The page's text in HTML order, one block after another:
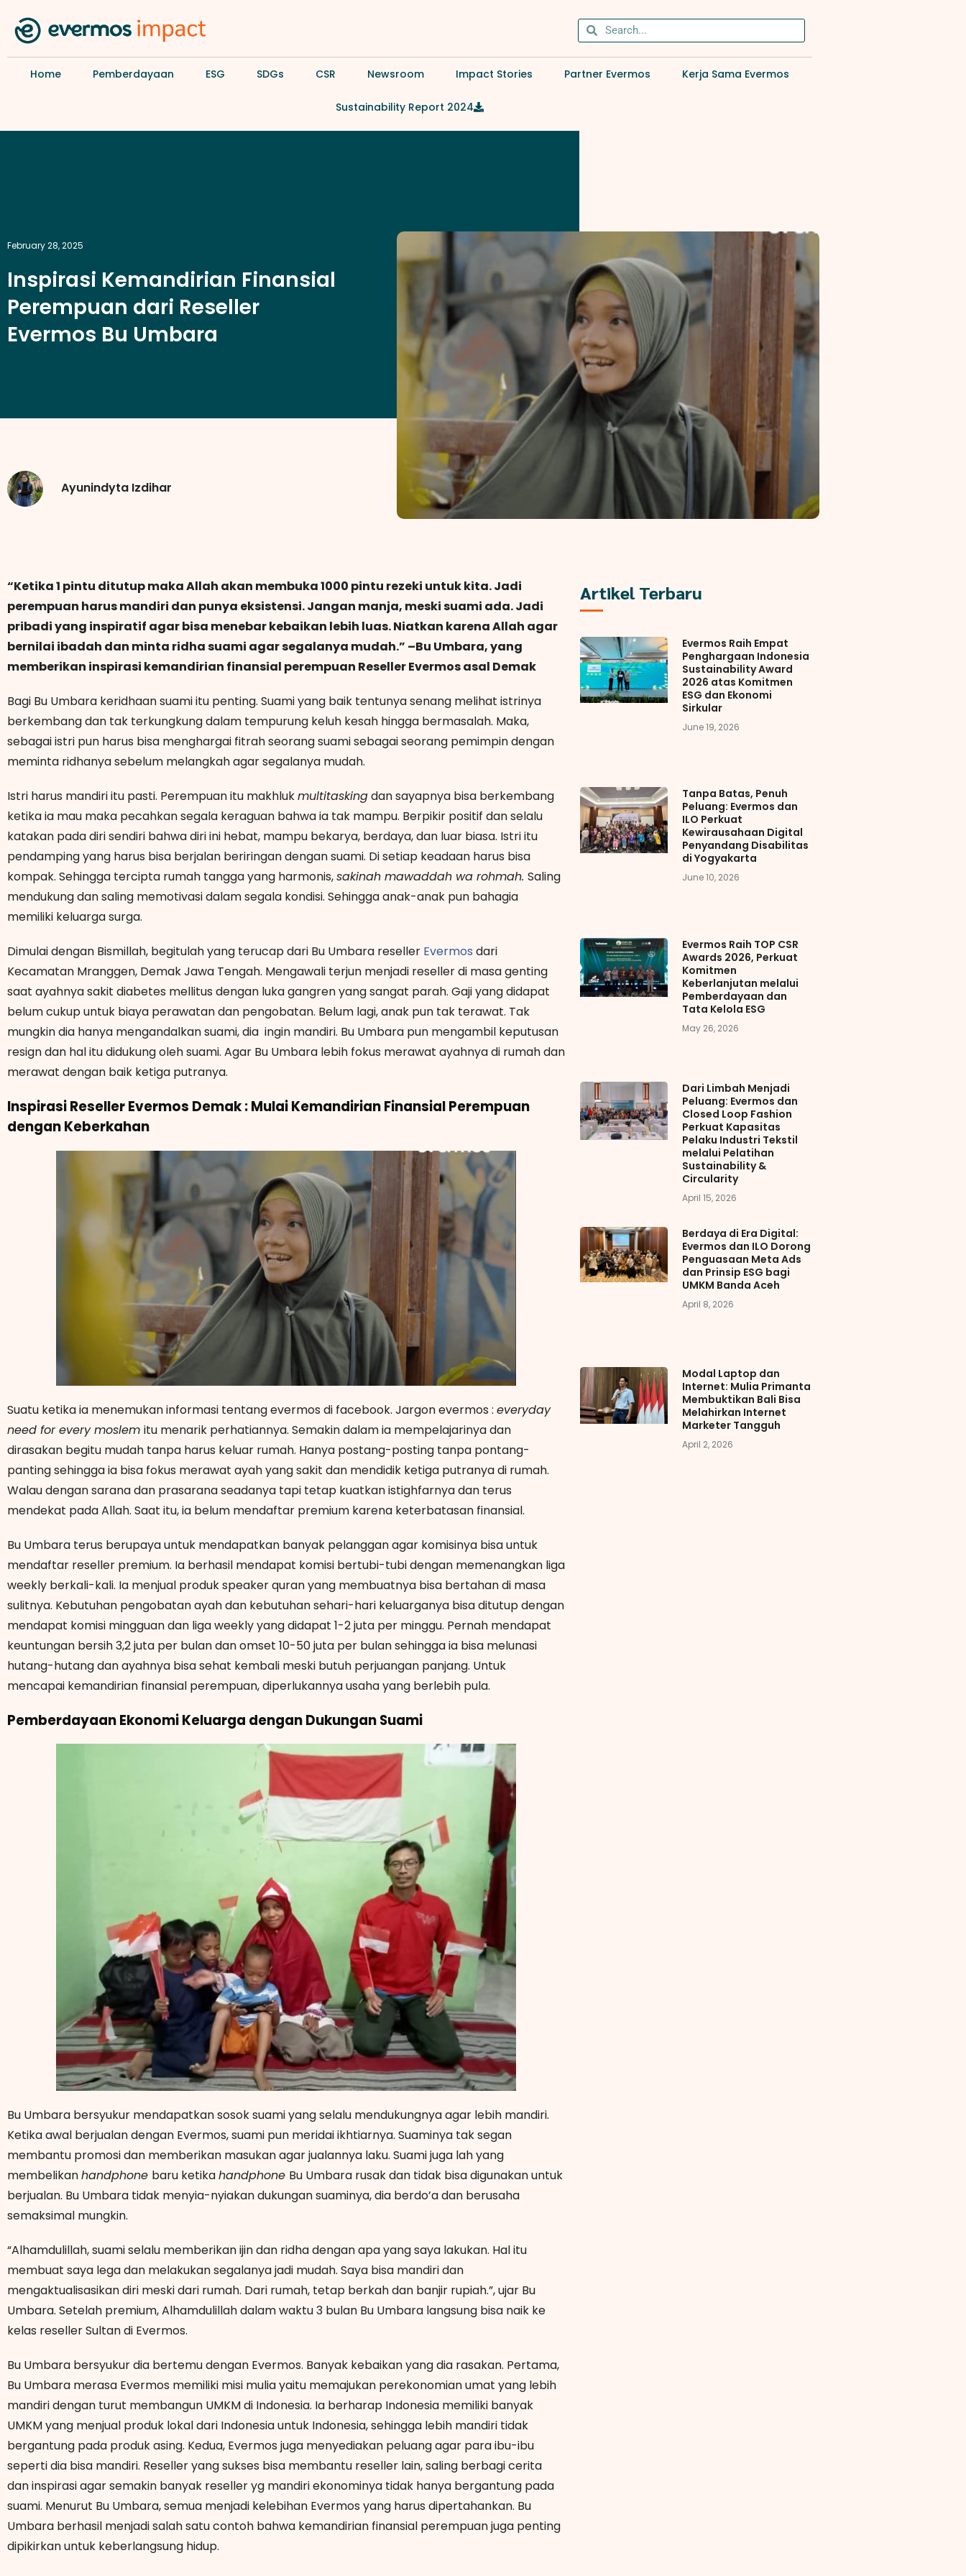
Home Pemberdayaan ESG SDGs CSR Newsroom Impact Stories Partner Evermos Kerja Sama Evermos
Sustainability Report 2024
February 28, 2025
Inspirasi Kemandirian Finansial
Perempuan dari Reseller
Evermos Bu Umbara
Ayunindyta Izdihar
“Ketika 1 pintu ditutup maka Allah akan membuka 1000 pintu rezeki untuk kita. Jadi
perempuan harus mandiri dan punya eksistensi. Jangan manja, meski suami ada. Jadi
pribadi yang inspiratif agar bisa menebar kebaikan lebih luas. Niatkan karena Allah agar
bernilai ibadah dan minta ridha suami agar segalanya mudah.” –Bu Umbara, yang
memberikan inspirasi kemandirian finansial perempuan Reseller Evermos asal Demak
Bagi Bu Umbara keridhaan suami itu penting. Suami yang baik tentunya senang melihat istrinya
berkembang dan tak terkungkung dalam tempurung keluh kesah hingga bermasalah. Maka,
sebagai istri pun harus bisa menghargai fitrah seorang suami sebagai seorang pemimpin dengan
meminta ridhanya sebelum melangkah agar segalanya mudah.
Istri harus mandiri itu pasti. Perempuan itu makhlukmultitaskingdan sayapnya bisa berkembang
ketika ia mau maka pecahkan segala keraguan bahwa ia tak mampu. Berpikir positif dan selalu
katakan pada diri sendiri bahwa diri ini hebat, mampu bekarya, berdaya, dan luar biasa. Istri itu
pendamping yang harus bisa berjalan beriringan dengan suami. Di setiap keadaan harus bisa
kompak. Sehingga tercipta rumah tangga yang harmonis,sakinah mawaddah wa rohmah. Saling
mendukung dan saling memotivasi dalam segala kondisi. Sehingga anak-anak pun bahagia
memiliki keluarga surga.
Dimulai dengan Bismillah, begitulah yang terucap dari Bu Umbara reseller Evermos dari
Kecamatan Mranggen, Demak Jawa Tengah. Mengawali terjun menjadi reseller di masa genting
saat ayahnya sakit diabetes mellitus dengan luka gangren yang sangat parah. Gaji yang didapat
belum cukup untuk biaya perawatan dan pengobatan. Belum lagi, anak pun tak terawat. Tak
mungkin dia hanya mengandalkan suami, dia ingin mandiri. Bu Umbara pun mengambil keputusan
resign dan hal itu didukung oleh suami. Agar Bu Umbara lebih fokus merawat ayahnya di rumah dan
merawat dengan baik ketiga putranya.
Inspirasi Reseller Evermos Demak : Mulai Kemandirian Finansial Perempuan
dengan Keberkahan
Suatu ketika ia menemukan informasi tentang evermos di facebook. Jargon evermos : everyday
need for every moslem itu menarik perhatiannya. Semakin dalam ia mempelajarinya dan
dirasakan begitu mudah tanpa harus keluar rumah. Hanya postang-posting tanpa pontang-
panting sehingga ia bisa fokus merawat ayah yang sakit dan mendidik ketiga putranya di rumah.
Walau dengan sarana dan prasarana seadanya tapi tetap kuatkan istighfarnya dan terus
mendekat pada Allah. Saat itu, ia belum mendaftar premium karena keterbatasan finansial.
Bu Umbara terus berupaya untuk mendapatkan banyak pelanggan agar komisinya bisa untuk
mendaftar reseller premium. Ia berhasil mendapat komisi bertubi-tubi dengan memenangkan liga
weekly berkali-kali. Ia menjual produk speaker quran yang membuatnya bisa bertahan di masa
sulitnya. Kebutuhan pengobatan ayah dan kebutuhan sehari-hari keluarganya bisa ditutup dengan
mendapat komisi mingguan dan liga weekly yang didapat 1-2 juta per minggu. Pernah mendapat
keuntungan bersih 3,2 juta per bulan dan omset 10-50 juta per bulan sehingga ia bisa melunasi
hutang-hutang dan ayahnya bisa sehat kembali meski butuh perjuangan panjang. Untuk
mencapai kemandirian finansial perempuan, diperlukannya usaha yang berlebih pula.
Pemberdayaan Ekonomi Keluarga dengan Dukungan Suami
Bu Umbara bersyukur mendapatkan sosok suami yang selalu mendukungnya agar lebih mandiri.
Ketika awal berjualan dengan Evermos, suami pun meridai ikhtiarnya. Suaminya tak segan
membantu promosi dan memberikan masukan agar jualannya laku. Suami juga lah yang
membelikanhandphone baru ketikahandphone Bu Umbara rusak dan tidak bisa digunakan untuk
berjualan. Bu Umbara tidak menyia-nyiakan dukungan suaminya, dia berdo’a dan berusaha
semaksimal mungkin.
“Alhamdulillah, suami selalu memberikan ijin dan ridha dengan apa yang saya lakukan. Hal itu
membuat saya lega dan melakukan segalanya jadi mudah. Saya bisa mandiri dan
mengaktualisasikan diri meski dari rumah. Dari rumah, tetap berkah dan banjir rupiah.”, ujar Bu
Umbara. Setelah premium, Alhamdulillah dalam waktu 3 bulan Bu Umbara langsung bisa naik ke
kelas reseller Sultan di Evermos.
Bu Umbara bersyukur dia bertemu dengan Evermos. Banyak kebaikan yang dia rasakan. Pertama,
Bu Umbara merasa Evermos memiliki misi mulia yaitu memajukan perekonomian umat yang lebih
mandiri dengan turut membangun UMKM di Indonesia. Ia berharap Indonesia memiliki banyak
UMKM yang menjual produk lokal dari Indonesia untuk Indonesia, sehingga lebih mandiri tidak
bergantung pada produk asing. Kedua, Evermos juga menyediakan peluang agar para ibu-ibu
seperti dia bisa mandiri. Reseller yang sukses bisa membantu reseller lain, saling berbagi cerita
dan inspirasi agar semakin banyak reseller yg mandiri ekonominya tidak hanya bergantung pada
suami. Menurut Bu Umbara, semua menjadi kelebihan Evermos yang harus dipertahankan. Bu
Umbara berhasil menjadi salah satu contoh bahwa kemandirian finansial perempuan juga penting
dipikirkan untuk keberlangsung hidup.
Artikel Terbaru
Evermos Raih Empat
Penghargaan Indonesia
Sustainability Award
2026 atas Komitmen
ESG dan Ekonomi
Sirkular
June 19, 2026
Tanpa Batas, Penuh
Peluang: Evermos dan
ILO Perkuat
Kewirausahaan Digital
Penyandang Disabilitas
di Yogyakarta
June 10, 2026
Evermos Raih TOP CSR
Awards 2026, Perkuat
Komitmen
Keberlanjutan melalui
Pemberdayaan dan
Tata Kelola ESG
May 26, 2026
Dari Limbah Menjadi
Peluang: Evermos dan
Closed Loop Fashion
Perkuat Kapasitas
Pelaku Industri Tekstil
melalui Pelatihan
Sustainability &
Circularity
April 15, 2026
Berdaya di Era Digital:
Evermos dan ILO Dorong
Penguasaan Meta Ads
dan Prinsip ESG bagi
UMKM Banda Aceh
April 8, 2026
Modal Laptop dan
Internet: Mulia Primanta
Membuktikan Bali Bisa
Melahirkan Internet
Marketer Tangguh
April 2, 2026